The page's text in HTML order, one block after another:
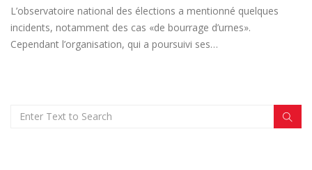
L’observatoire national des élections a mentionné quelques
incidents, notamment des cas «de bourrage d’urnes».
Cependant l’organisation, qui a poursuivi ses…